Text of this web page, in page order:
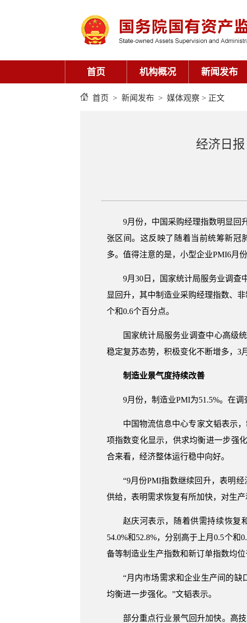
首页 机构概况 新闻发布
首页 > 新闻发布 > 媒体观察 > 正文
经济日
9月份，中国采购经理指数明显回
张区间。这反映了随着当前统筹新冠
多。值得注意的是，小型企业PMI6月
9月30日，国家统计局服务业调查
显回升，其中制造业采购经理指数、
个和0.6个百分点。
国家统计局服务业调查中心高级
稳定复苏态势，积极变化不断增多，3
制造业景气度持续改善
9月份，制造业PMI为51.5%。在
中国物流信息中心专家文韬表示
项指数变化显示，供求均衡进一步强
合来看，经济整体运行稳中向好。
“9月份PMI指数继续回升，表明
供给，表明需求恢复有所加快，对生产
赵庆河表示，随着供需持续恢复
54.0%和52.8%，分别高于上月0.5个
备等制造业生产指数和新订单指数均位
“月内市场需求和企业生产间的缺
均衡进一步强化。”文韬表示。
部分重点行业景气回升加快。高